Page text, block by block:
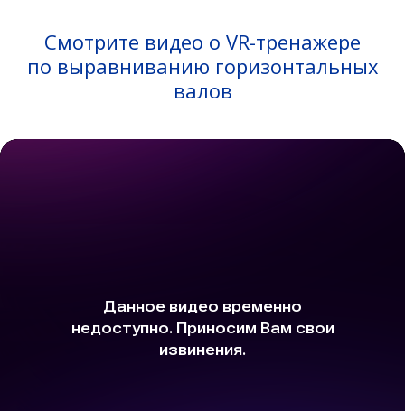
Смотрите видео о VR-тренажере
по выравниванию горизонтальных
валов